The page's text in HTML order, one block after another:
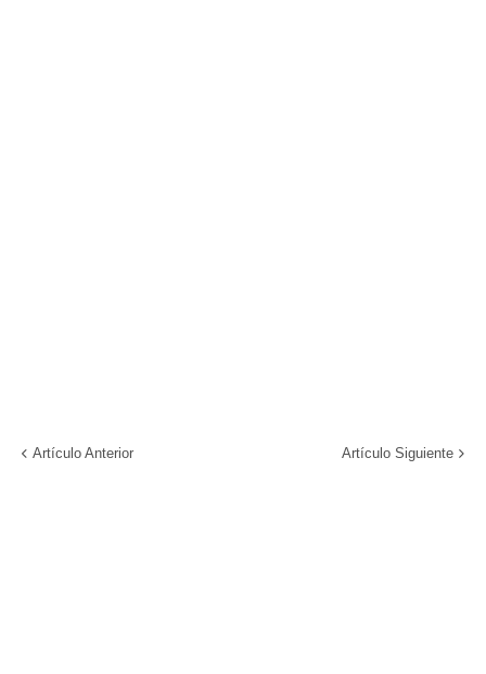
Artículo Anterior Artículo Siguiente